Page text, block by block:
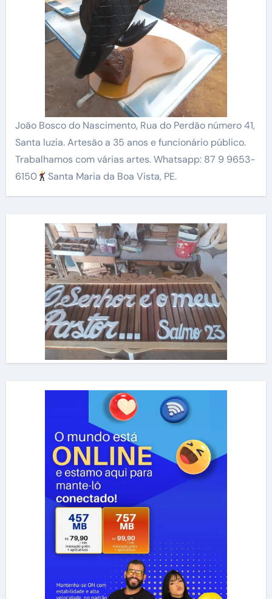
João Bosco do Nascimento, Rua do Perdão número 41,
Santa luzia. Artesão a 35 anos e funcionário público.
Trabalhamos com várias artes. Whatsapp: 87 9 9653-
6150
Santa Maria da Boa Vista, PE.